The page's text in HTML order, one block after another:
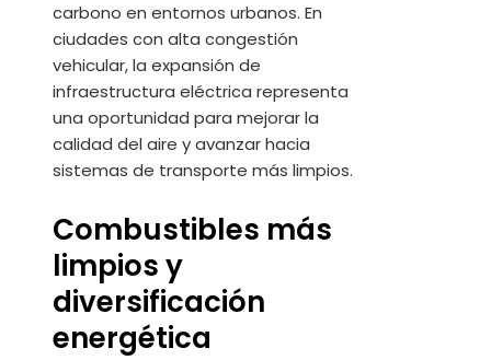
carbono en entornos urbanos. En
ciudades con alta congestión
vehicular, la expansión de
infraestructura eléctrica representa
una oportunidad para mejorar la
calidad del aire y avanzar hacia
sistemas de transporte más limpios.
Combustibles más
limpios y
diversificación
energética